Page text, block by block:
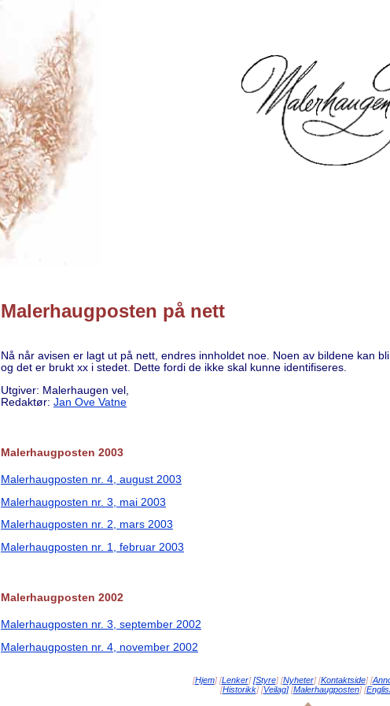
Malerhaugposten på nett
Nå når avisen er lagt ut på nett, endres innholdet noe. Noen av bildene kan
og det er brukt xx i stedet. Dette fordi de ikke skal kunne identifiseres.
Utgiver: Malerhaugen vel,
Redaktør: Jan Ove Vatne
Malerhaugposten 2003
Malerhaugposten nr. 4, august 2003
Malerhaugposten nr. 3, mai 2003
Malerhaugposten nr. 2, mars 2003
Malerhaugposten nr. 1, februar 2003
Malerhaugposten 2002
Malerhaugposten nr. 3, september 2002
Malerhaugposten nr. 4, november 2002
[Hjem] [Lenker] [Styre] [Nyheter] [Kontaktside] [
[Historikk] [Veilag][Malerhaugposten] [